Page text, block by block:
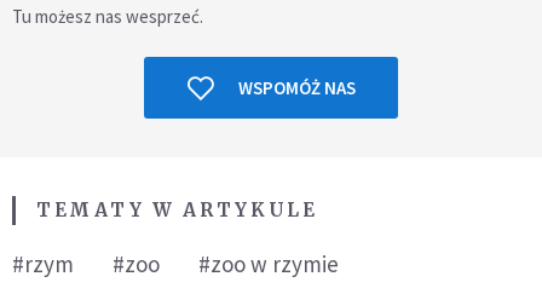
Tu możesz nas wesprzeć.
WSPOMÓŻ NAS
TEMATY W ARTYKULE
#rzym #zoo #zoo w rzymie